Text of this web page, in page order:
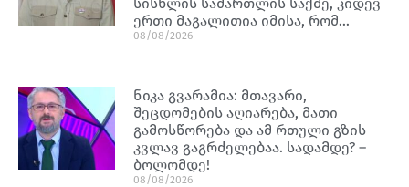
ერთი მაგალითია იმისა, რომ…
08/08/2026
ნიკა გვარამია: მთავარი,
შეცდომების აღიარება, მათი
გამოსწორება და ამ რთული გზის
კვლავ გაგრძელებაა. სადამდე? –
ბოლომდე!
08/08/2026